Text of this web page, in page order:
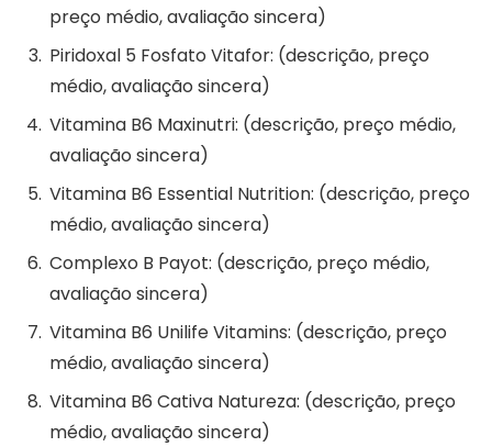
preço médio, avaliação sincera)
Piridoxal 5 Fosfato Vitafor: (descrição, preço
médio, avaliação sincera)
Vitamina B6 Maxinutri: (descrição, preço médio,
avaliação sincera)
Vitamina B6 Essential Nutrition: (descrição, preço
médio, avaliação sincera)
Complexo B Payot: (descrição, preço médio,
avaliação sincera)
Vitamina B6 Unilife Vitamins: (descrição, preço
médio, avaliação sincera)
Vitamina B6 Cativa Natureza: (descrição, preço
médio, avaliação sincera)